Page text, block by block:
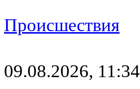
Происшествия
09.08.2026, 11:34